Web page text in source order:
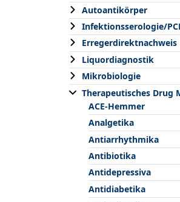
Autoantikörper
Infektionsserologie/
Erregerdirektnachweis
Liquordiagnostik
Mikrobiologie
Therapeutisches Drug
ACE-Hemmer
Analgetika
Antiarrhythmika
Antibiotika
Antidepressiva
Antidiabetika